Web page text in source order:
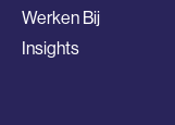
Werken Bij
Insights